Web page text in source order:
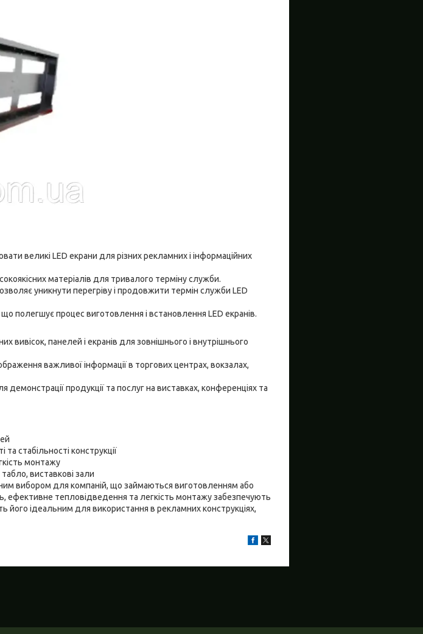
великі LED екрани для різних рекламних і інформаційних
матеріалів для тривалого терміну служби.
уникнути перегріву і продовжити термін служби LED
полегшує процес виготовлення і встановлення LED екранів.
вивісок, панелей і екранів для зовнішнього і внутрішнього
важливої інформації в торгових центрах, вокзалах,
демонстрації продукції та послуг на виставках, конференціях та
та стабільності конструкції
монтажу
виставкові зали
вибором для компаній, що займаються виготовленням або
ефективне тепловідведення та легкість монтажу забезпечують
його ідеальним для використання в рекламних конструкціях,